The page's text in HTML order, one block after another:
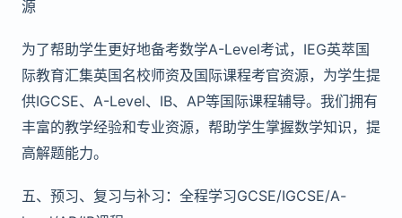
源
为了帮助学生更好地备考数学A-Level考试，IEG英萃国
际教育汇集英国名校师资及国际课程考官资源，为学生提
供IGCSE、A-Level、IB、AP等国际课程辅导。我们拥有
丰富的教学经验和专业资源，帮助学生掌握数学知识，提
高解题能力。
五、预习、复习与补习：全程学习GCSE/IGCSE/A-